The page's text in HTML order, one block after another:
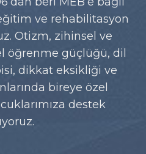
ve rehabilitasyon
Otizm, zihinsel ve
öğrenme güçlüğü, dil
dikkat eksikliği ve
bireye özel
destek